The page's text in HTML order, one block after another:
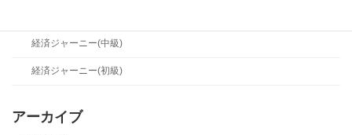
経済ジャーニー(中級)
経済ジャーニー(初級)
アーカイブ